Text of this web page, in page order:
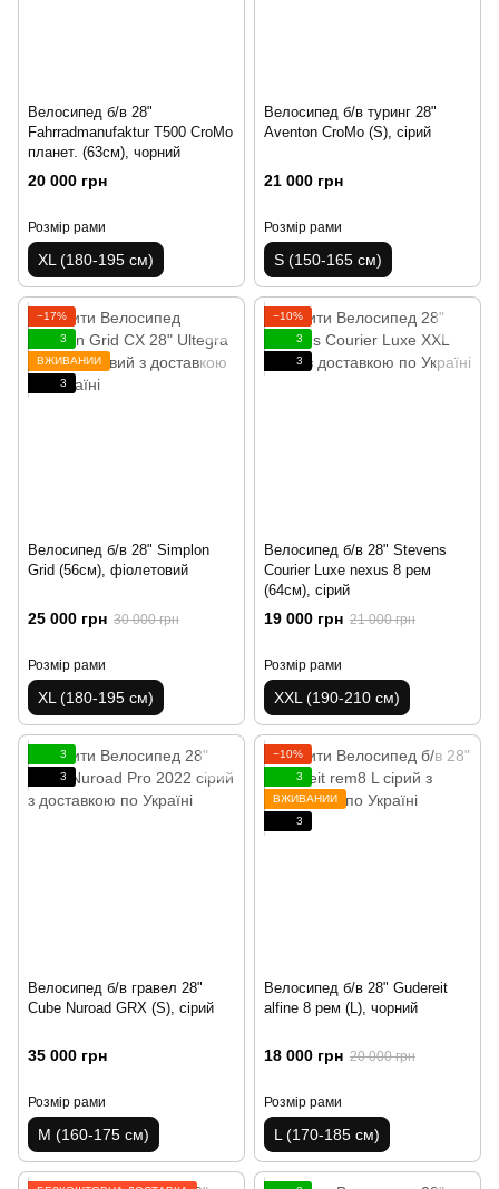
Велосипед б/в 28"
Fahrradmanufaktur T500 CroMo
планет. (63см), чорний
20 000 грн
Розмір рами
XL (180-195 см)
Велосипед б/в туринг 28"
Aventon CroMo (S), сірий
21 000 грн
Розмір рами
S (150-165 см)
−17%
3
ВЖИВАНИЙ
3
Велосипед б/в 28" Simplon
Grid (56см), фіолетовий
25 000 грн 30 000 грн
Розмір рами
XL (180-195 см)
−10%
3
3
Велосипед б/в 28" Stevens
Courier Luxe nexus 8 рем
(64см), сірий
19 000 грн 21 000 грн
Розмір рами
XXL (190-210 см)
3
3
Велосипед б/в гравел 28"
Cube Nuroad GRX (S), сірий
35 000 грн
Розмір рами
M (160-175 см)
−10%
3
ВЖИВАНИЙ
3
Велосипед б/в 28" Gudereit
alfine 8 рем (L), чорний
18 000 грн 20 000 грн
Розмір рами
L (170-185 см)